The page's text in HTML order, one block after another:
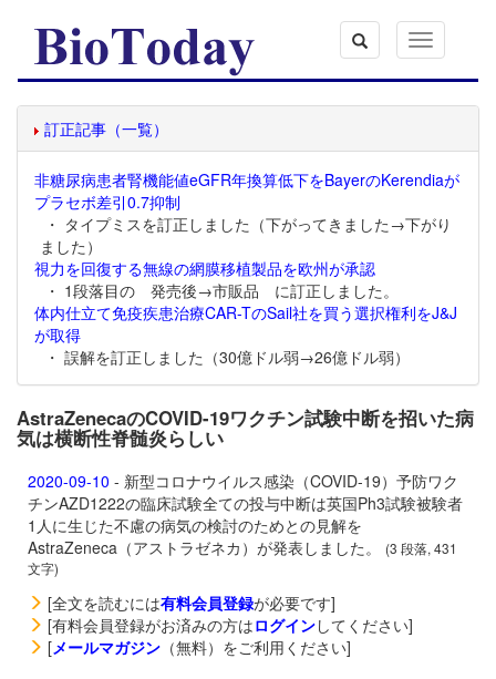
Toggle
navigation
訂正記事（一覧）
非糖尿病患者腎機能値eGFR年換算低下をBayerのKerendiaが
プラセボ差引0.7抑制
・ タイプミスを訂正しました（下がってきました→下がり
ました）
視力を回復する無線の網膜移植製品を欧州が承認
・ 1段落目の 発売後→市販品 に訂正しました。
体内仕立て免疫疾患治療CAR-TのSail社を買う選択権利をJ&J
が取得
・ 誤解を訂正しました（30億ドル弱→26億ドル弱）
AstraZenecaのCOVID-19ワクチン試験中断を招いた病
気は横断性脊髄炎らしい
2020-09-10 - 新型コロナウイルス感染（COVID-19）予防ワク
チンAZD1222の臨床試験全ての投与中断は英国Ph3試験被験者
1人に生じた不慮の病気の検討のためとの見解を
AstraZeneca（アストラゼネカ）が発表しました。
(3 段落, 431
文字)
[全文を読むには有料会員登録が必要です]
[有料会員登録がお済みの方はログインしてください]
[メールマガジン （無料）をご利用ください]